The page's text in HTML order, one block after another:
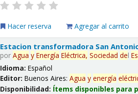
Hacer reserva Agregar al carrito
Estacion transformadora San
porAgua y Energía Eléctrica, Sociedad del
Idioma:Español
Editor:Buenos Aires:Agua y energía
Disponibilidad: Ítems disponibles para